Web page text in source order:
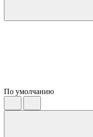
По умолчанию